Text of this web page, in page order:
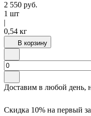
2 550 руб.
1 шт
|
0,54 кг
В корзину
Доставим в любой день,
Скидка 10% на первый